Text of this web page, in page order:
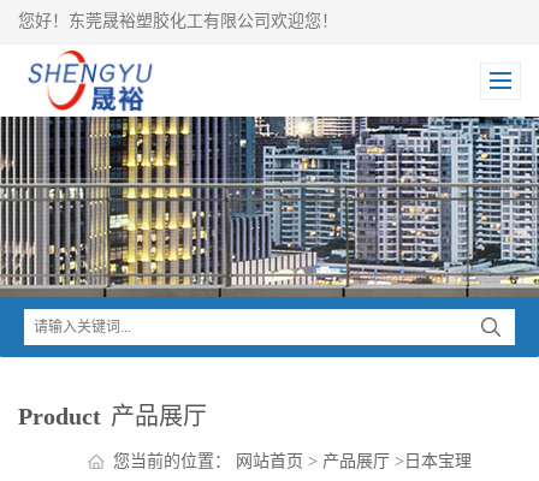
您好！东莞晟裕塑胶化工有限公司欢迎您！
Product 产品展厅
您当前的位置： 网站首页 > 产品展厅 > 日本宝理